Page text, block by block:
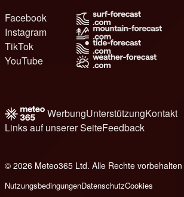
Facebook
Instagram
TikTok
YouTube
WerbungUnterstützungKontakt
Links auf unserer SeiteFeedback
© 2026 Meteo365 Ltd. Alle Rechte vorbehalten
NutzungsbedingungenDatenschutzCookies